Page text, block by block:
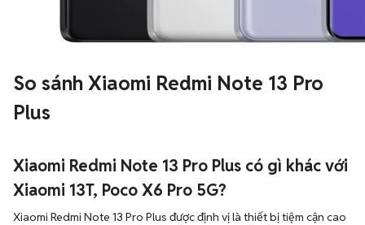
So sánh Xiaomi Redmi Note 13 Pro
Plus
Xiaomi Redmi Note 13 Pro Plus có gì khác với
Xiaomi 13T, Poco X6 Pro 5G?
Xiaomi Redmi Note 13 Pro Plus được định vị là thiết bị tiệm cận cao